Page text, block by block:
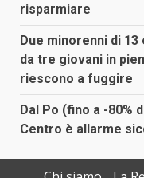
risparmiare
Due minorenni di
da tre giovani in
riescono a fuggire
Dal Po (fino a -80%
Centro è allarme